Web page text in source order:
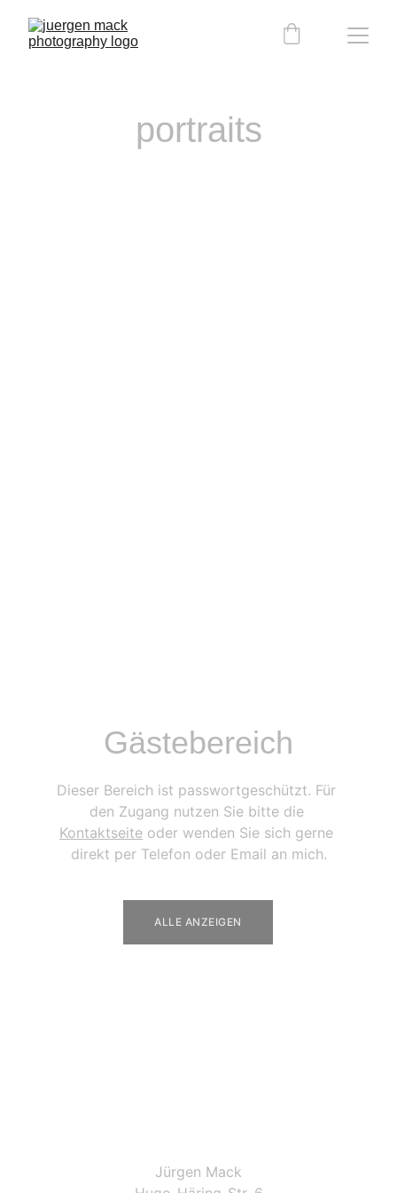
portraits
ALLE ANZEIGEN
Gästebereich
Dieser Bereich ist passwortgeschützt. Für
den Zugang nutzen Sie bitte die
Kontaktseite oder wenden Sie sich gerne
direkt per Telefon oder Email an mich.
Jürgen Mack